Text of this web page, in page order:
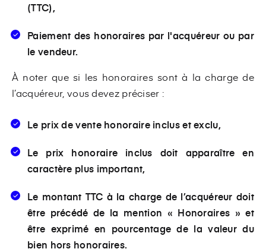
(TTC),
Paiement des honoraires par l'acquéreur ou par
le vendeur.
À noter que si les honoraires sont à la charge de
l’acquéreur, vous devez préciser :
Le prix de vente honoraire inclus et exclu,
Le prix honoraire inclus doit apparaître en
caractère plus important,
Le montant TTC à la charge de l’acquéreur doit
être précédé de la mention « Honoraires » et
être exprimé en pourcentage de la valeur du
bien hors honoraires.